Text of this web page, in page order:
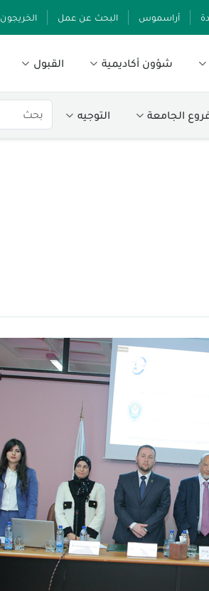
أراسموس البحث عن عمل الخريجون
شؤون أكاديمية القبول
الجامعة التوجيه